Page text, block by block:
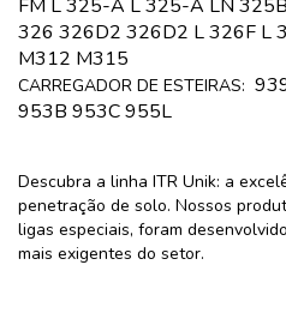
FM L 325-A L 325-A LN
326 326D2 326D2 L 326F L
M312 M315
CARREGADOR DE ESTEIRAS:
953B 953C 955L
Descubra a linha ITR Unik: a
penetração de solo. Nossos
ligas especiais, foram
mais exigentes do setor.